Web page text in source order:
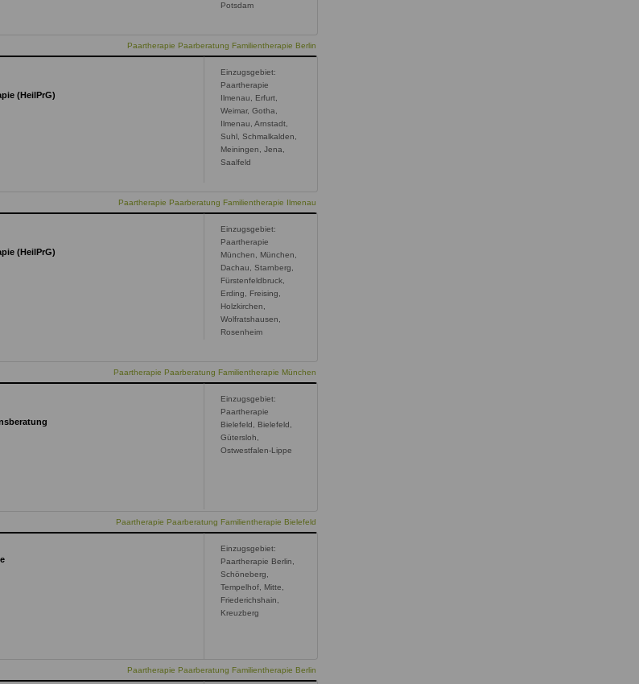
Potsdam
Paartherapie Paarberatung Familientherapie Berlin
(HeilPrG)
Einzugsgebiet:
Paartherapie
Ilmenau, Erfurt,
Weimar, Gotha,
Ilmenau, Arnstadt,
Suhl, Schmalkalden,
Meiningen, Jena,
Saalfeld
Paartherapie Paarberatung Familientherapie Ilmenau
(HeilPrG)
Einzugsgebiet:
Paartherapie
München, München,
Dachau, Starnberg,
Fürstenfeldbruck,
Erding, Freising,
Holzkirchen,
Wolfratshausen,
Rosenheim
Paartherapie Paarberatung Familientherapie München
Einzugsgebiet:
Paartherapie
Bielefeld, Bielefeld,
Gütersloh,
Ostwestfalen-Lippe
Paartherapie Paarberatung Familientherapie Bielefeld
Einzugsgebiet:
Paartherapie Berlin,
Schöneberg,
Tempelhof, Mitte,
Friederichshain,
Kreuzberg
Paartherapie Paarberatung Familientherapie Berlin